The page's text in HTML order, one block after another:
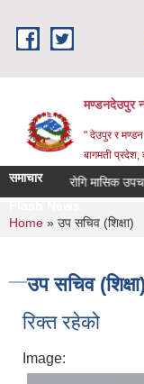
मण्डनदेउपुर
" देउपुर र
बागमती प्रदेश,
समाचार दिर्घ रोगि मासिक
You are
Home » उप सचिव (शिक्षा)
उप सचिव
रिक्त रहेको
Image: